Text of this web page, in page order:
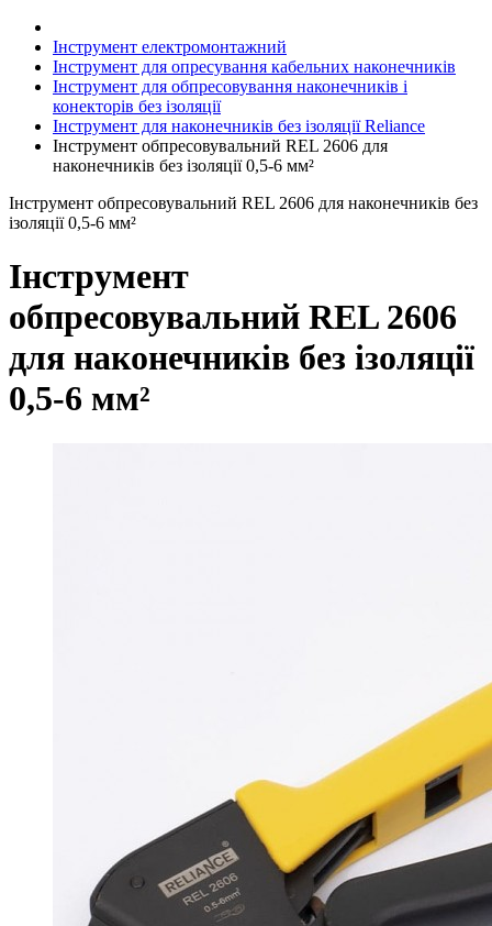
Інструмент електромонтажний
Інструмент для опресування кабельних наконечників
Інструмент для обпресовування наконечників і
конекторів без ізоляції
Інструмент для наконечників без ізоляції Reliance
Інструмент обпресовувальний REL 2606 для
наконечників без ізоляції 0,5-6 мм²
Інструмент обпресовувальний REL 2606 для наконечників без
ізоляції 0,5-6 мм²
Інструмент
обпресовувальний REL 2606
для наконечників без ізоляції
0,5-6 мм²